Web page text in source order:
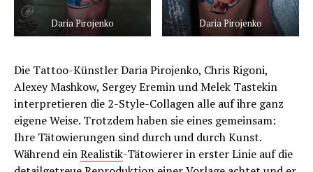
Daria Pirojenko Daria Pirojenko
Die Tattoo-Künstler Daria Pirojenko, Chris Rigoni,
Alexey Mashkow, Sergey Eremin und Melek Tastekin
interpretieren die 2-Style-Collagen alle auf ihre ganz
eigene Weise. Trotzdem haben sie eines gemeinsam:
Ihre Tätowierungen sind durch und durch Kunst.
Während einRealistik-Tätowierer in erster Linie auf die